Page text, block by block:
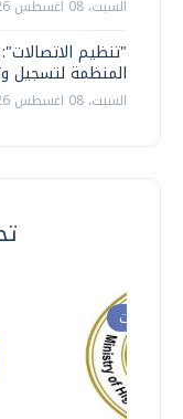
السبت، 08 اغسطس 2026 01:48 ص
"تنظيم
المنظمة لتسجيل
السبت، 08 اغسطس 2026 01:10 ص
وحوارات